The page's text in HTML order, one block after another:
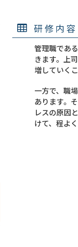
研修内
管理職であ
きます。上
増していく
一方で、職
あります。
レスの原因
けて、程よ